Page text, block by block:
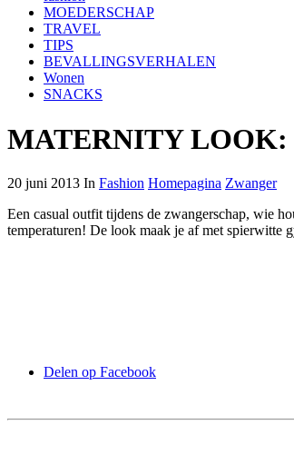
MOEDERSCHAP
TRAVEL
TIPS
BEVALLINGSVERHALEN
Wonen
SNACKS
MATERNITY LOOK:
20 juni 2013 In Fashion Homepagina Zwanger
Een casual outfit tijdens de zwangerschap, wie
temperaturen! De look maak je af met spierwitte
Delen op Facebook